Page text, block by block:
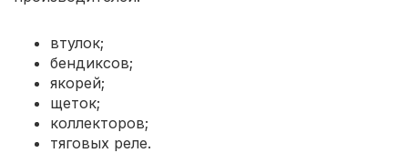
втулок;
бендиксов;
якорей;
щеток;
коллекторов;
тяговых реле.